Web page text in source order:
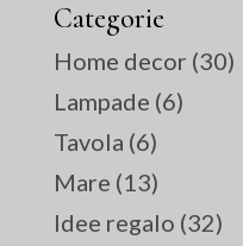
Categorie
Home decor (30)
Lampade (6)
Tavola (6)
Mare (13)
Idee regalo (32)